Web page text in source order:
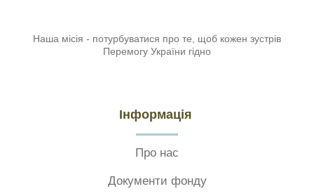
Наша місія - потурбуватися про те, щоб кожен зустрів
Перемогу України гідно
Інформація
Про нас
Документи фонду